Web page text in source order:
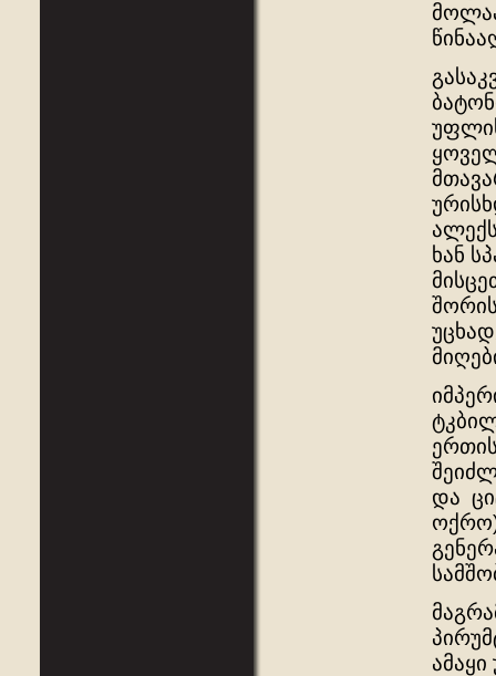
ხან
და